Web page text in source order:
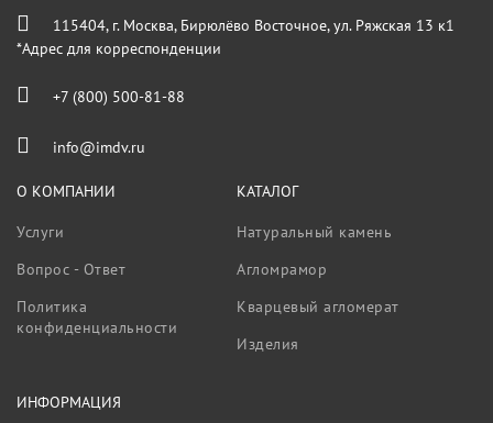
115404, г. Москва, Бирюлёво Восточное, ул. Ряжская 13 к1
*Адрес для корреспонденции
+7 (800) 500-81-88
info@imdv.ru
О КОМПАНИИ
Услуги
Вопрос - Ответ
Политика
конфиденциальности
КАТАЛОГ
Натуральный камень
Агломрамор
Кварцевый агломерат
Изделия
ИНФОРМАЦИЯ